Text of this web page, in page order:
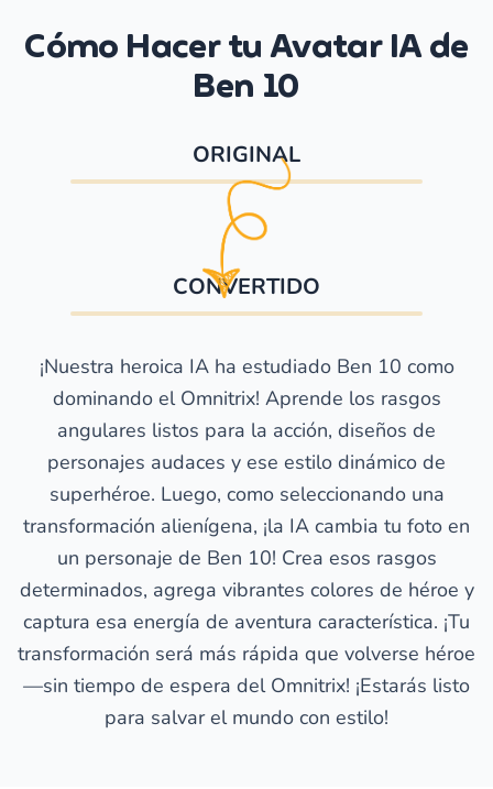
Cómo Hacer tu Avatar IA de
Ben 10
ORIGINAL
CONVERTIDO
¡Nuestra heroica IA ha estudiado Ben 10 como
dominando el Omnitrix! Aprende los rasgos
angulares listos para la acción, diseños de
personajes audaces y ese estilo dinámico de
superhéroe. Luego, como seleccionando una
transformación alienígena, ¡la IA cambia tu foto en
un personaje de Ben 10! Crea esos rasgos
determinados, agrega vibrantes colores de héroe y
captura esa energía de aventura característica. ¡Tu
transformación será más rápida que volverse héroe
—sin tiempo de espera del Omnitrix! ¡Estarás listo
para salvar el mundo con estilo!